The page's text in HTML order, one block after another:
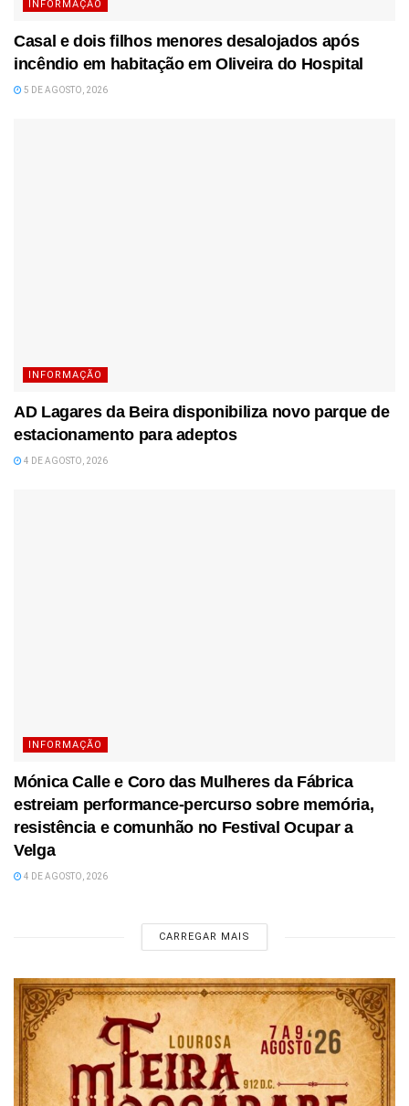
INFORMAÇÃO
Casal e dois filhos menores desalojados após
incêndio em habitação em Oliveira do Hospital
5 DE AGOSTO, 2026
INFORMAÇÃO
AD Lagares da Beira disponibiliza novo parque de
estacionamento para adeptos
4 DE AGOSTO, 2026
INFORMAÇÃO
Mónica Calle e Coro das Mulheres da Fábrica
estreiam performance-percurso sobre memória,
resistência e comunhão no Festival Ocupar a
Velga
4 DE AGOSTO, 2026
CARREGAR MAIS